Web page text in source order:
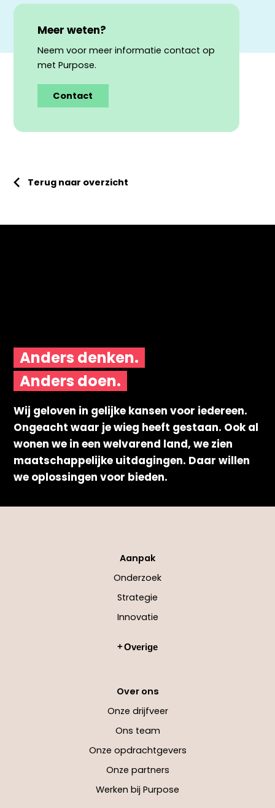
Meer weten?
Neem voor meer informatie contact op
met Purpose.
Contact
Terug naar overzicht
Wij geloven in gelijke kansen voor iedereen.
Ongeacht waar je wieg heeft gestaan. Ook al
wonen we in een welvarend land, we zien
maatschappelijke uitdagingen. Daar willen
we oplossingen voor bieden.
Anders denken.
Anders doen.
Aanpak
Onderzoek
Strategie
Innovatie
Overige
Over ons
Onze drijfveer
Ons team
Onze opdrachtgevers
Onze partners
Werken bij Purpose